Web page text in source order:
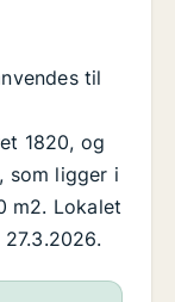
til
1820, og
som ligger i
m2. Lokalet